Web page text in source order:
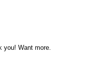
you! Want more.